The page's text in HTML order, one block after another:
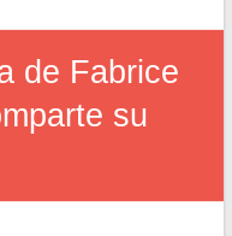
de Fabrice
su